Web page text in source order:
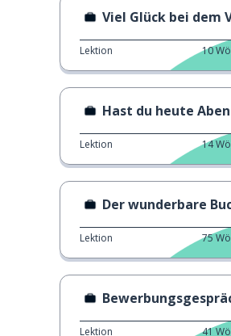
Viel Glück bei dem
Lektion 10
Hast du heute
Lektion 14
Der wunderbare
Lektion 75
Bewerbungsgespräch: Fragen
Lektion 41